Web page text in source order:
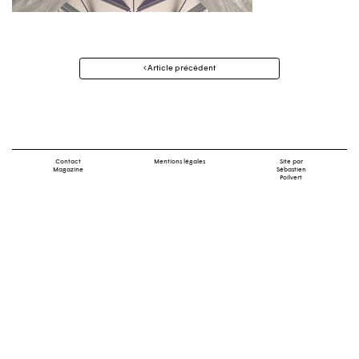
Navigation
Article précédent
Contact
Magazine
Mentions légales
Site par
Sébastien
Poilvert